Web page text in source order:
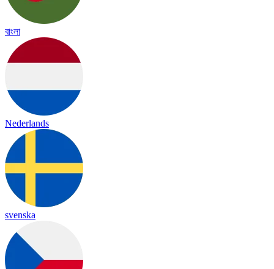
বাংলা
Nederlands
svenska